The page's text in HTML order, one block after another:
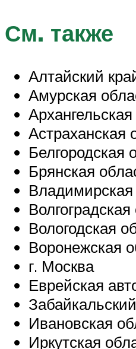
См. также
Алтайский
Амурская
Астраханская
Белгородская
Брянская
Владимирская
Вологодская
Воронежская
г. Москва
Еврейская
Ивановская
Иркутская